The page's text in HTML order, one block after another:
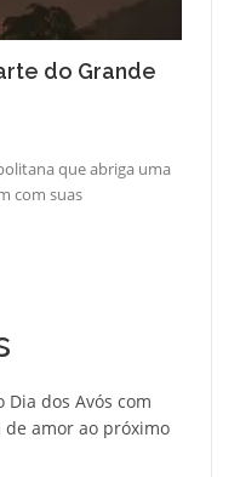
do Grande
que abriga uma
com suas
dos Avós com
de amor ao próximo